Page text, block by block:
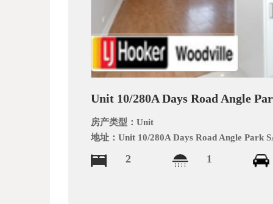
Unit 10/280A Days Road Angle
房产类型：Unit
地址：Unit 10/280A Days Road Angle Park
2 1